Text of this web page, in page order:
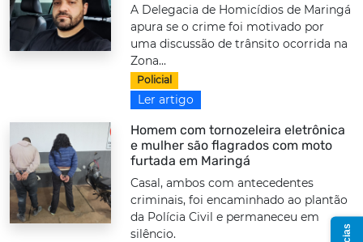
A Delegacia de Homicídios de Maringá
apura se o crime foi motivado por
uma discussão de trânsito ocorrida na
Zona...
Policial
Ler artigo
Homem com tornozeleira eletrônica
e mulher são flagrados com moto
furtada em Maringá
Casal, ambos com antecedentes
criminais, foi encaminhado ao plantão
da Polícia Civil e permaneceu em
silêncio.